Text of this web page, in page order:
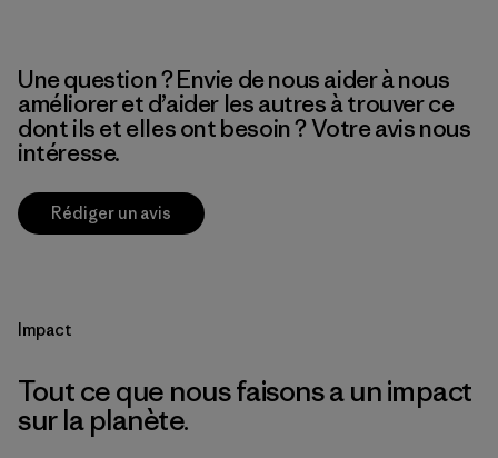
Une question ? Envie de nous aider à nous
améliorer et d’aider les autres à trouver ce
dont ils et elles ont besoin ? Votre avis nous
intéresse.
Rédiger un avis
Impact
Tout ce que nous faisons a un impact
sur la planète.